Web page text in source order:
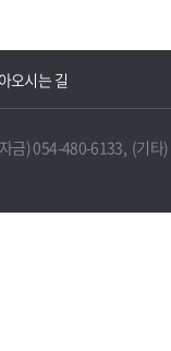
오시는 길
금) 054-480-6133, (기타